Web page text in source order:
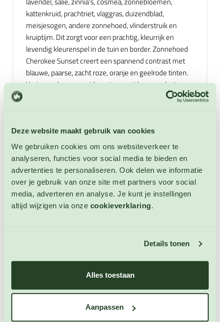
Deze website maakt gebruik van cookies
We gebruiken cookies om ons websiteverkeer te
analyseren, functies voor social media te bieden en
advertenties te personaliseren. Ook delen we informatie
over je gebruik van onze site met partners voor social
media, adverteren en analyse. Je kunt je instellingen
altijd wijzigen via onze cookieverklaring.
Details tonen
Alles toestaan
Aanpassen
kattenkruid, prachtriet, vlaggras, duizendblad,
meisjesogen, andere zonnehoed, vlinderstruik en
kruiptijm. Dit zorgt voor een prachtig, kleurrijk en
levendig kleurenspel in de tuin en border. Zonnehoed
Cherokee Sunset creert een spannend contrast met
blauwe, paarse, zacht roze, oranje en geelrode tinten.
Varieer ook eens met hoogte en zet hogere planten
achter in de border. Zet Zonnehoed in het midden en
voor een natuurtuin. Dankzij slimme combinaties met
andere planten en bloemen ontstaat een rijk, zomers,
kleurig en ecologisch waardevolle border die zowel
nuttige insecten ondersteunt en een hele zomer lang
bloeit. Zonnehoed Cherokee Sunset is een lid van de
composietenfamilie (Asteraceae) net als o.a.:
Korenbloem, Ganzenbloem, Kropsla, Paardenbloem,
Saffloer, Zonnewortel, Artisjok en Kardoen. Maar in ons
koudere klimaat (Nederland en België) wordt deze
zonnehoed meestal als eenjarige gekweekt omdat zij